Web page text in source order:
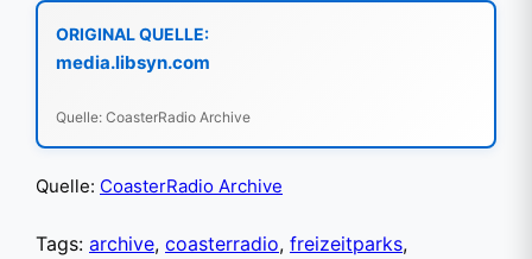
ORIGINAL QUELLE:
media.libsyn.com
Quelle: CoasterRadio Archive
Quelle: CoasterRadio Archive
Tags: archive, coasterradio, freizeitparks,